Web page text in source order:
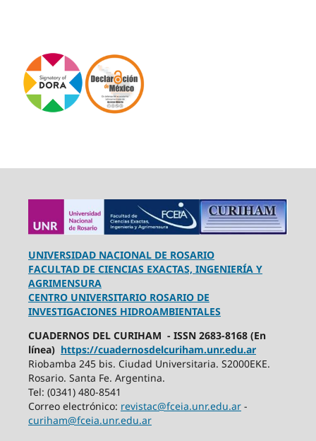
UNIVERSIDAD NACIONAL DE ROSARIO
FACULTAD DE CIENCIAS EXACTAS, INGENIERÍA Y
AGRIMENSURA
CENTRO UNIVERSITARIO ROSARIO DE
INVESTIGACIONES HIDROAMBIENTALES
CUADERNOS DEL CURIHAM - ISSN 2683-8168 (En
línea) https://cuadernosdelcuriham.unr.edu.ar
Riobamba 245 bis. Ciudad Universitaria. S2000EKE.
Rosario. Santa Fe. Argentina.
Tel: (0341) 480-8541
Correo electrónico: revistac@fceia.unr.edu.ar-
curiham@fceia.unr.edu.ar